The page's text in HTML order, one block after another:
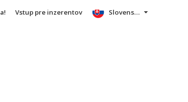
Vstup pre inzerentov Slovensky